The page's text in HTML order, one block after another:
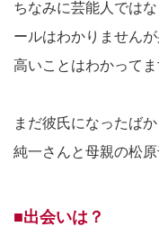
ちなみに芸能人では
ールはわかりません
高いことはわかってま
まだ彼氏になったば
純一さんと母親の松
■出会いは？